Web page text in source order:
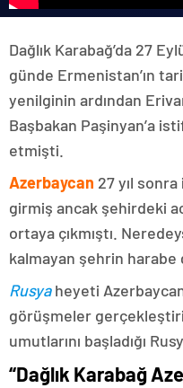
Dağlık Karabağ’da 27
günde Ermenistan’ın
yenilginin ardından
Başbakan Paşinyan’a
etmişti.
Azerbaycan 27 yıl
girmiş ancak şehirdeki
ortaya çıkmıştı.
kalmayan şehrin
Rusyaheyeti
görüşmeler
umutlarını başladığı
“Dağlık Karabağ